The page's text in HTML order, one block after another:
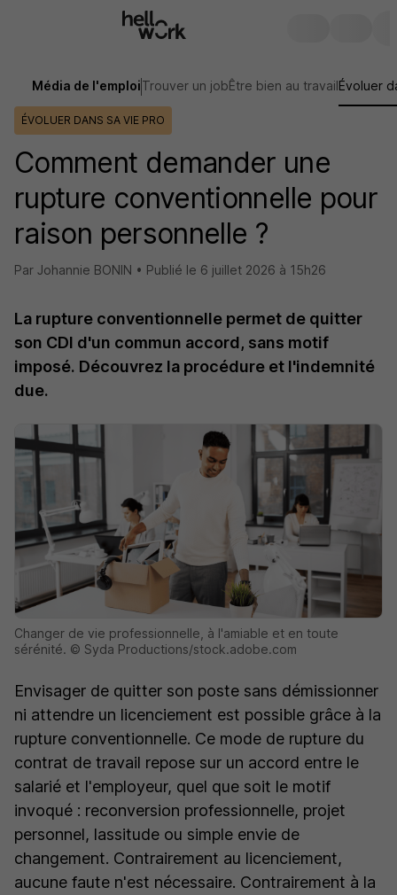
Média de l'emploiTrouver un jobÊtre bien au travailÉvoluer
ÉVOLUER DANS SA VIE PRO
Comment demander une
rupture conventionnelle pour
raison personnelle ?
Par Johannie BONIN • Publié le 6 juillet 2026 à 15h26
La rupture conventionnelle permet de quitter
son CDI d'un commun accord, sans motif
imposé. Découvrez la procédure et l'indemnité
due.
Changer de vie professionnelle, à l'amiable et en toute
sérénité. © Syda Productions/stock.adobe.com
Envisager de quitter son poste sans démissionner
ni attendre un licenciement est possible grâce à la
rupture conventionnelle. Ce mode de rupture du
contrat de travail repose sur un accord entre le
salarié et l'employeur, quel que soit le motif
invoqué : reconversion professionnelle, projet
personnel, lassitude ou simple envie de
changement. Contrairement au licenciement,
aucune faute n'est nécessaire. Contrairement à la